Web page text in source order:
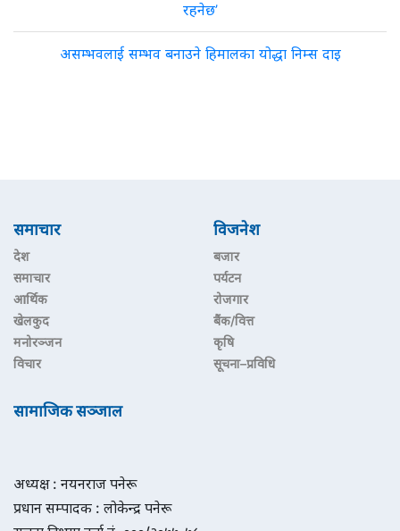
रहनेछ’
असम्भवलाई सम्भव बनाउने हिमालका योद्धा निम्स दाइ
समाचार
देश
समाचार
आर्थिक
खेलकुद
मनोरञ्जन
विचार
विजनेश
बजार
पर्यटन
रोजगार
बैंक/वित्त
कृषि
सूचना–प्रविधि
सामाजिक सञ्जाल
अध्यक्ष : नयनराज पनेरू
प्रधान सम्पादक : लोकेन्द्र पनेरू